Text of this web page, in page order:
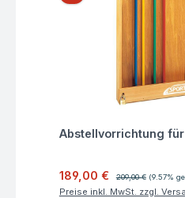
Fragen zum Artikel
Abstellvorrichtung
Verkaufspreis:
189,00 € 209,00 € (9.57%
Preise inkl. MwSt. zzgl.